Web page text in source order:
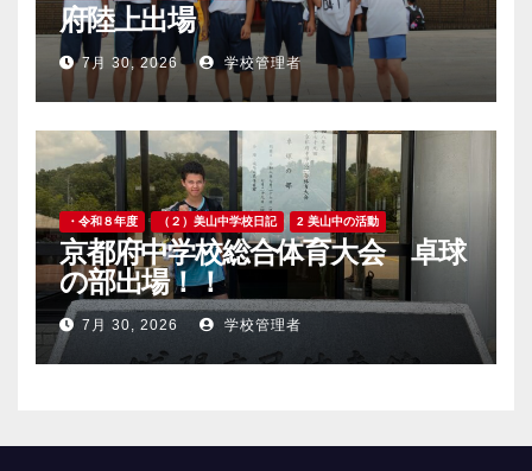
府陸上出場
7月 30, 2026 学校管理者
・令和８年度 （２）美山中学校日記 2 美山中の活動
京都府中学校総合体育大会 卓球
の部出場！！
7月 30, 2026 学校管理者